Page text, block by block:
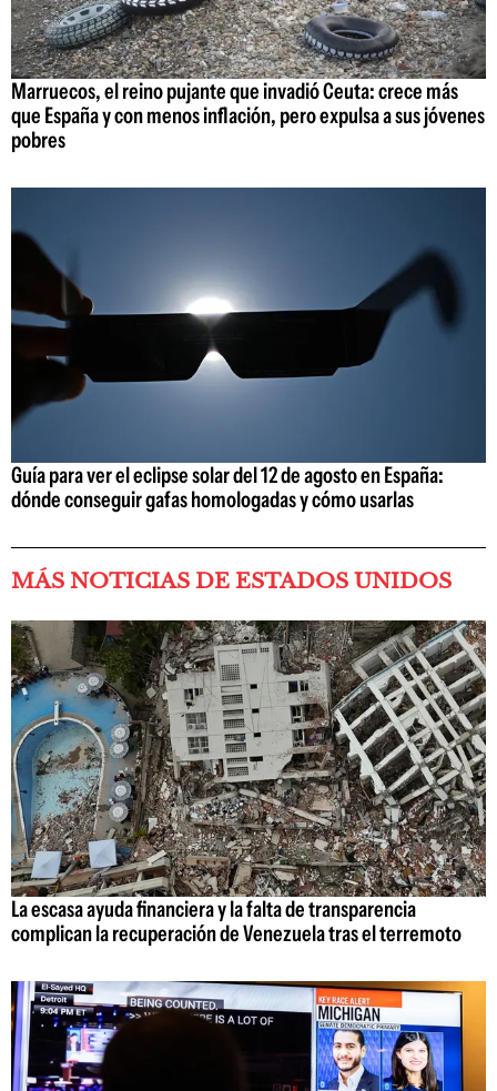
Marruecos, el reino pujante que invadió Ceuta: crece más
que España y con menos inflación, pero expulsa a sus jóvenes
pobres
Guía para ver el eclipse solar del 12 de agosto en España:
dónde conseguir gafas homologadas y cómo usarlas
MÁS NOTICIAS DE ESTADOS UNIDOS
La escasa ayuda financiera y la falta de transparencia
complican la recuperación de Venezuela tras el terremoto